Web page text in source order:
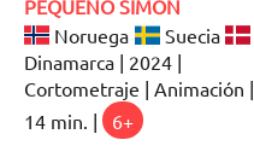
PEQUEÑO SIMÓN
Noruega
Suecia
Dinamarca | 2024 |
Cortometraje | Animación |
14 min. |
6+